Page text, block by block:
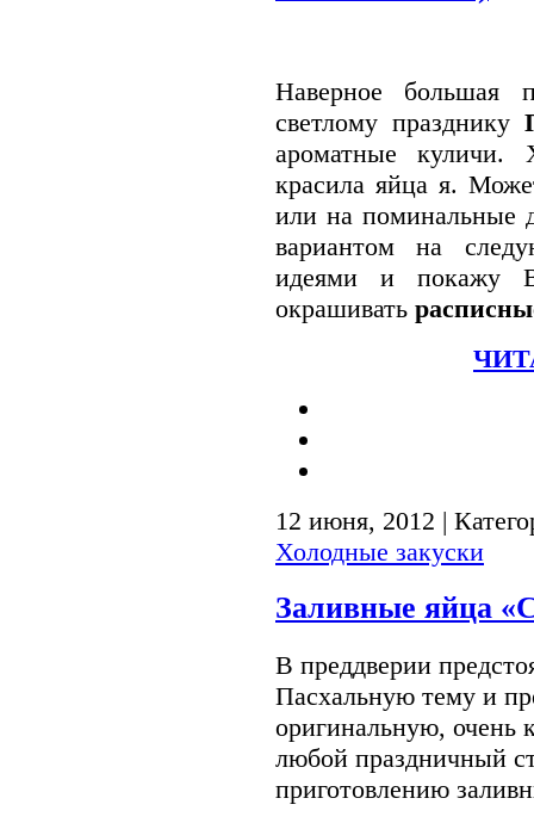
Наверное большая
светлому празднику
ароматные куличи.
красила яйца я.
или на поминальные
вариантом на
идеями и
окрашивать
12 июня, 2012 |
Холодные закуски
Заливные яйца
В преддверии
Пасхальную тему и
оригинальную, очень
любой праздничный
приготовлению